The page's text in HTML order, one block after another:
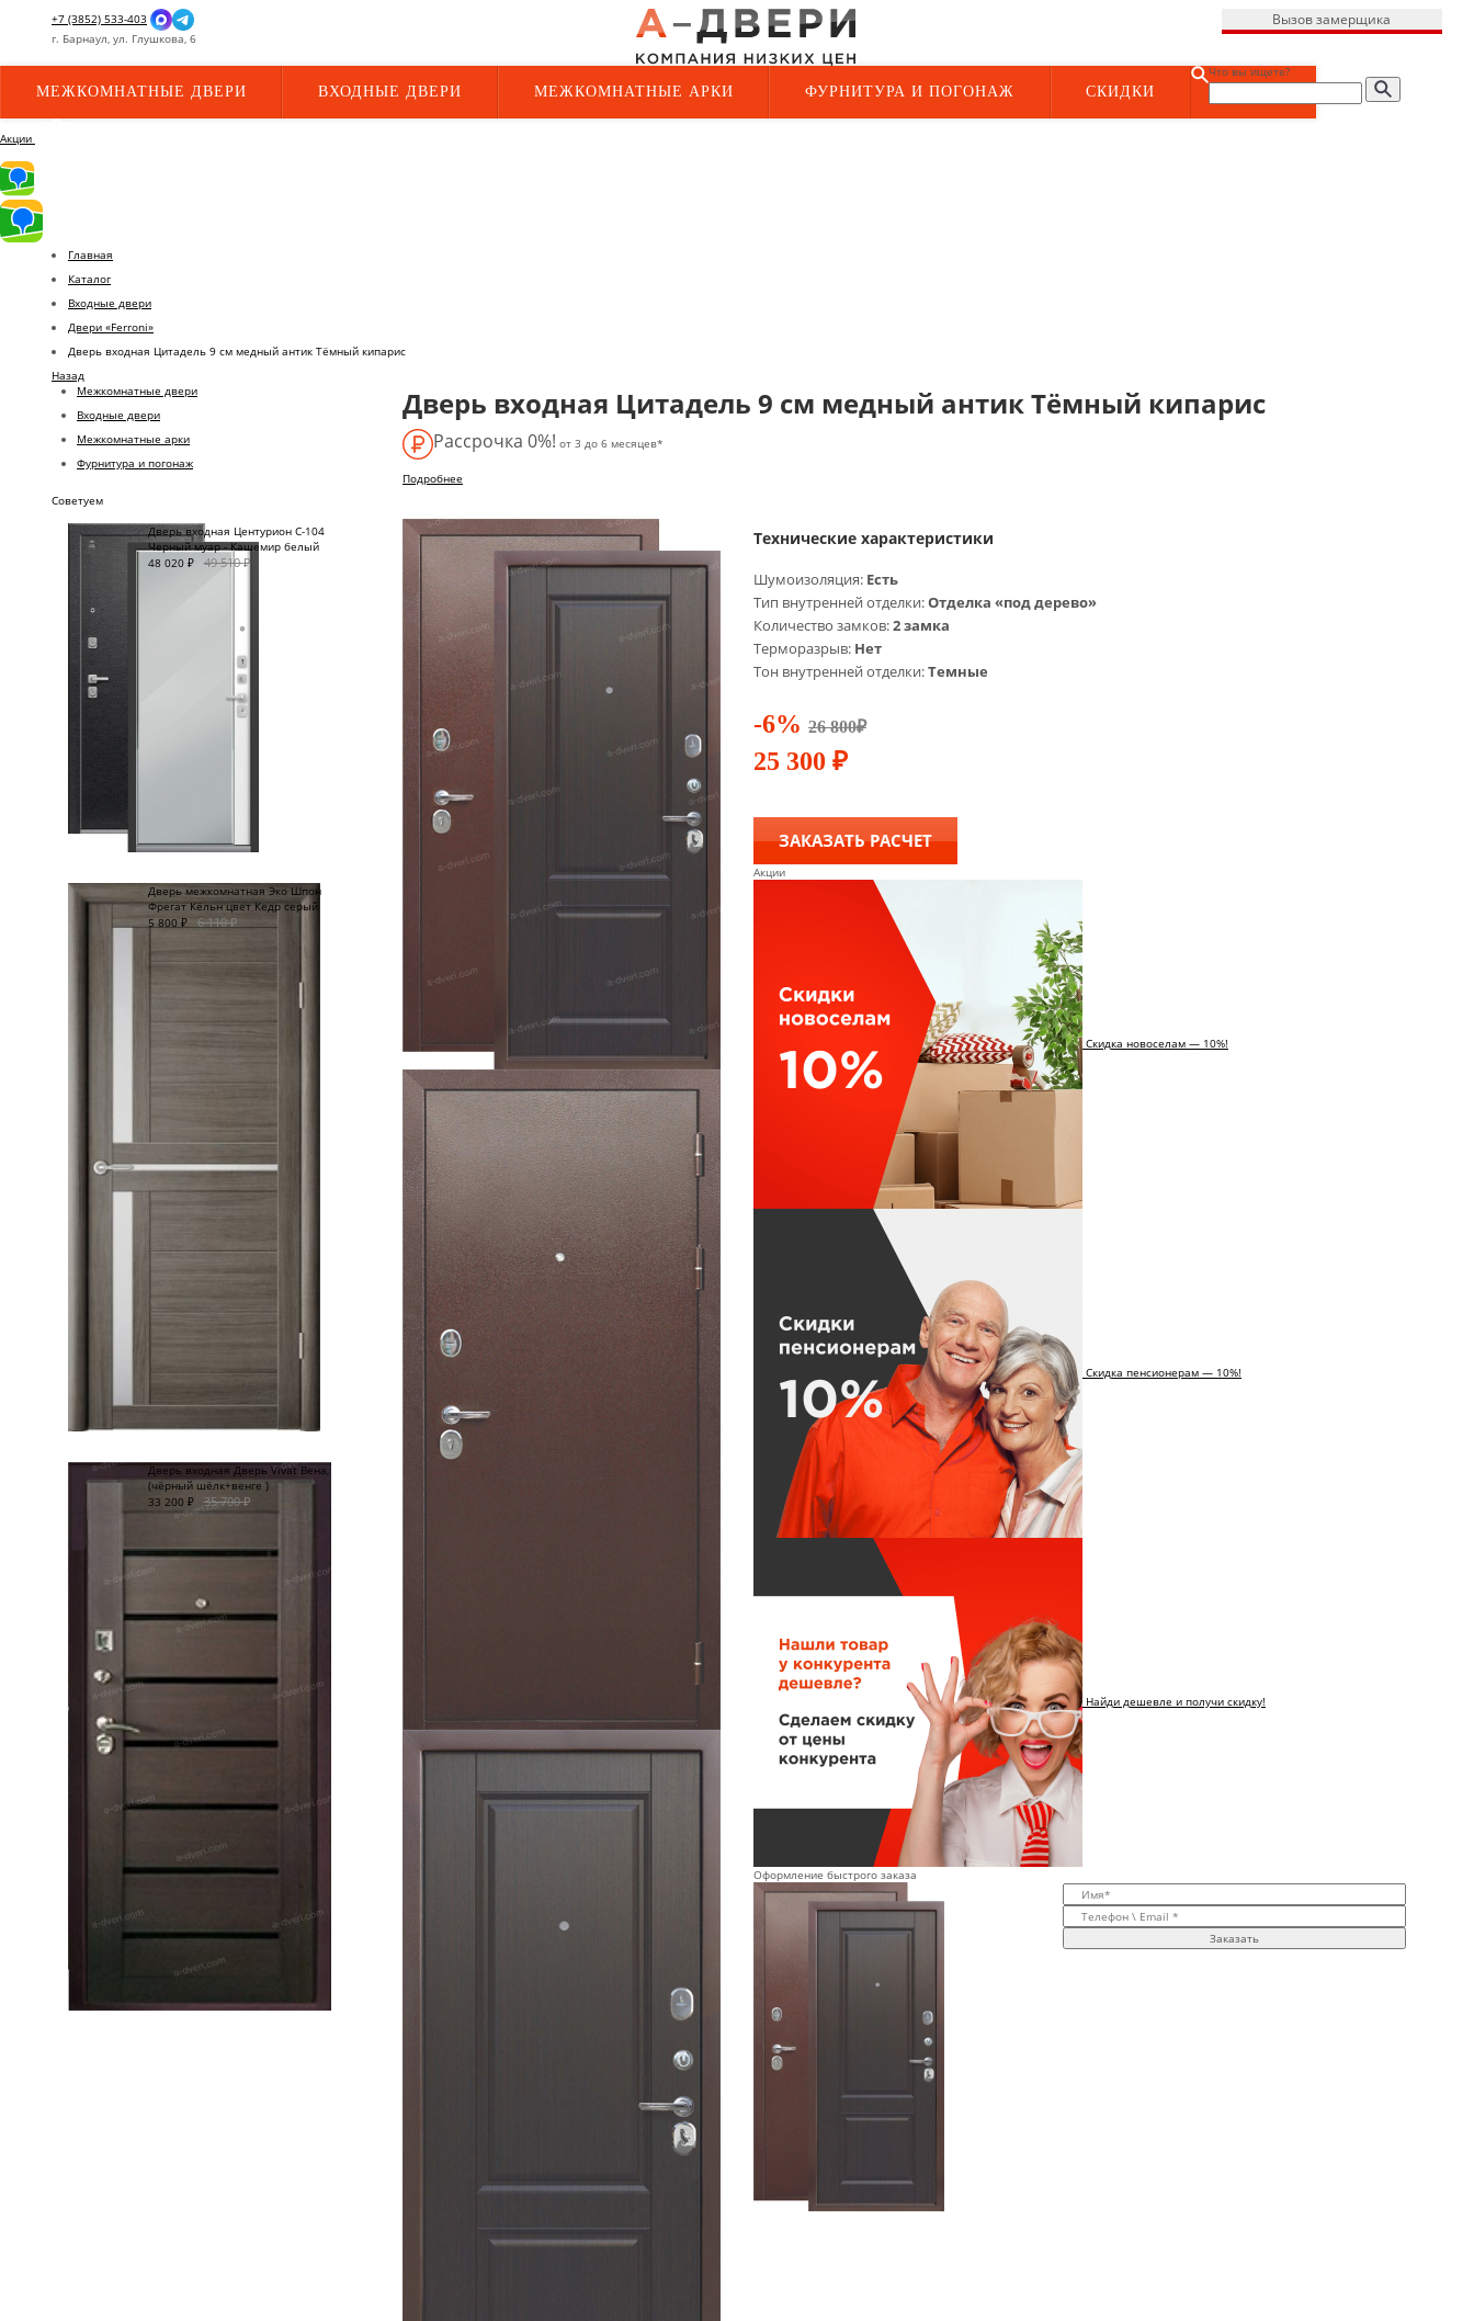
+7 (3852) 533-403
г. Барнаул, ул. Глушкова, 6
Вызов замерщика
МЕЖКОМНАТНЫЕ ДВЕРИ ВХОДНЫЕ ДВЕРИ МЕЖКОМНАТНЫЕ АРКИ ФУРНИТУРА И ПОГОНАЖ СКИДКИ
Что вы ищете?
Акции
Главная
Каталог
Входные двери
Двери «Ferroni»
Дверь входная Цитадель 9 см медный антик Тёмный кипарис
Дверь входная Цитадель 9 см медный антик Тёмный кипарис
Рассрочка 0%! от 3 до 6 месяцев*
Подробнее
Технические характеристики
Шумоизоляция: Есть
Тип внутренней отделки:Отделка «под дерево»
Количество замков:2 замка
Терморазрыв: Нет
Тон внутренней отделки:Темные
-6% 26 800₽
25 300 ₽
ЗАКАЗАТЬ РАСЧЕТ
Акции
Скидка новоселам — 10%!
Скидка пенсионерам — 10%!
Найди дешевле и получи скидку!
Оформление быстрого заказа
Заказать
Назад
Межкомнатные двери
Входные двери
Межкомнатные арки
Фурнитура и погонаж
Советуем
Дверь входная Центурион C-104
Черный муар - Кашемир белый
48 020 ₽ 49 510 ₽
Дверь межкомнатная Эко Шпон
Фрегат Кёльн цвет Кедр серый
5 800 ₽ 6 110 ₽
Дверь входная Дверь Vivat Вена,
(чёрный шёлк+венге )
33 200 ₽ 35 700 ₽